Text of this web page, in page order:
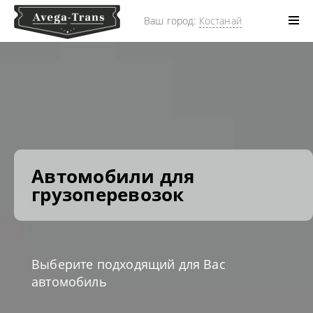
Ваш город: Костанай
Автомобили для
грузоперевозок
Выберите подходящий для Вас
автомобиль